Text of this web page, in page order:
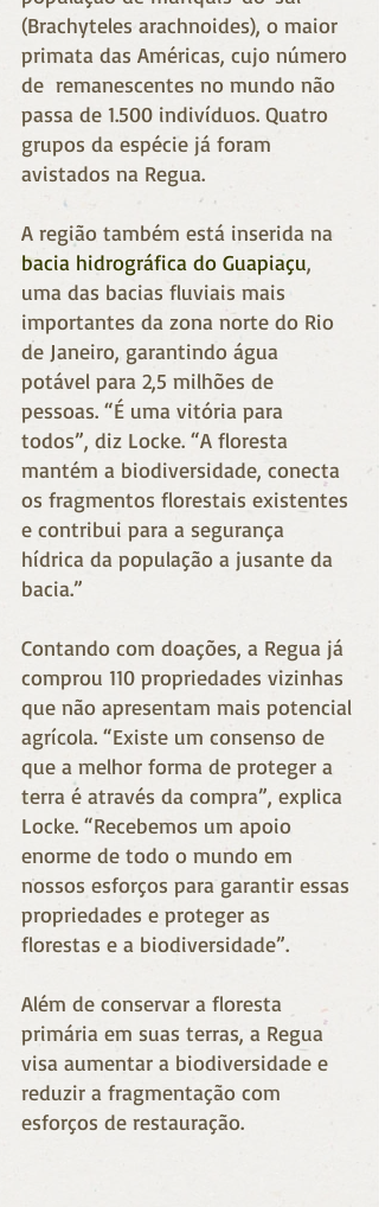
(Brachyteles arachnoides), o maior
primata das Américas, cujo número
de  remanescentes no mundo não
passa de 1.500 indivíduos. Quatro
grupos da espécie já foram
avistados na Regua.
A região também está inserida na
bacia hidrográfica do Guapiaçu,
uma das bacias fluviais mais
importantes da zona norte do Rio
de Janeiro, garantindo água
potável para 2,5 milhões de
pessoas. “É uma vitória para
todos”, diz Locke. “A floresta
mantém a biodiversidade, conecta
os fragmentos florestais existentes
e contribui para a segurança
hídrica da população a jusante da
bacia.”
Contando com doações, a Regua já
comprou 110 propriedades vizinhas
que não apresentam mais potencial
agrícola. “Existe um consenso de
que a melhor forma de proteger a
terra é através da compra”, explica
Locke. “Recebemos um apoio
enorme de todo o mundo em
nossos esforços para garantir essas
propriedades e proteger as
florestas e a biodiversidade”.
Além de conservar a floresta
primária em suas terras, a Regua
visa aumentar a biodiversidade e
reduzir a fragmentação com
esforços de restauração.